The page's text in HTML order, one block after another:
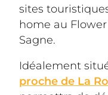
sites
home au
Sagne.
Idéalement
proche de La